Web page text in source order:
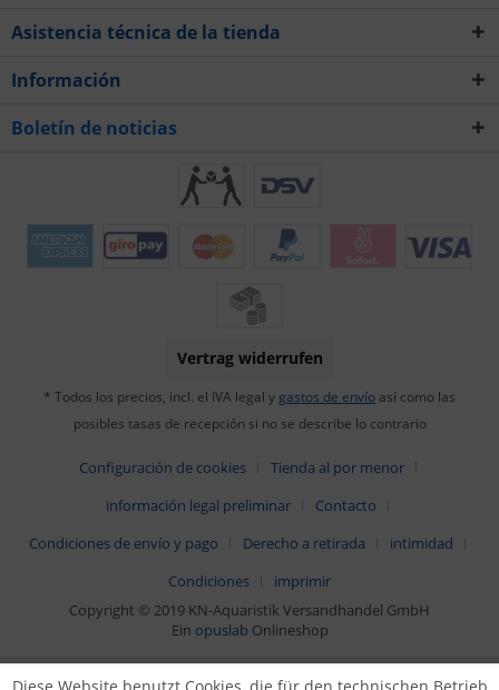
Asistencia técnica de la tienda
Información
Boletín de noticias
Vertrag widerrufen
* Todos los precios, incl. el IVA legal y gastos de envío así como las
posibles tasas de recepción si no se describe lo contrario
Configuración de cookies
Tienda al por menor
información legal preliminar
Contacto
Condiciones de envío y pago
Derecho a retirada
intimidad
Condiciones
imprimir
Copyright © 2019 KN-Aquaristik Versandhandel GmbH
Ein opuslab Onlineshop